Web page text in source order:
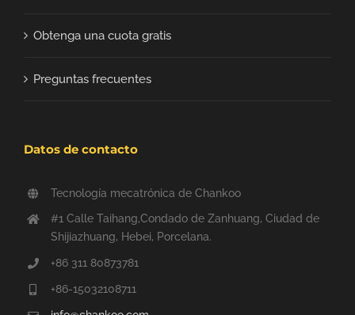
Obtenga una cuota gratis
Preguntas frecuentes
Datos de contacto
Tecnología mecatrónica de Chankoo
#1 Calle Taihang,Condado de Zanhuang, Ciudad de
Shijiazhuang, Hebei, Porcelana.
+86 311 80873781
+86-15032108711